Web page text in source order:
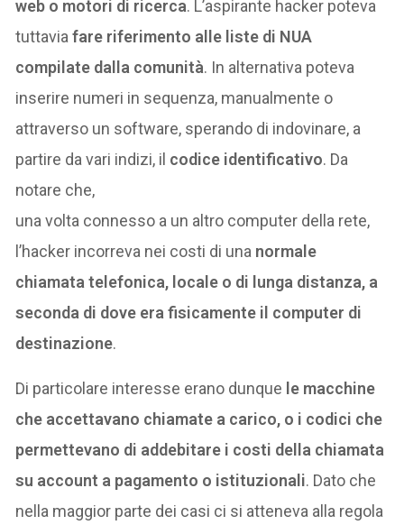
web o motori di ricerca. L’aspirante hacker poteva
tuttavia fare riferimento alle liste di NUA
compilate dalla comunità. In alternativa poteva
inserire numeri in sequenza, manualmente o
attraverso un software, sperando di indovinare, a
partire da vari indizi, il codice identificativo. Da
notare che,
una volta connesso a un altro computer della rete,
l’hacker incorreva nei costi di una normale
chiamata telefonica, locale o di lunga distanza, a
seconda di dove era fisicamente il computer di
destinazione.
Di particolare interesse erano dunque le macchine
che accettavano chiamate a carico, o i codici che
permettevano di addebitare i costi della chiamata
su account a pagamento o istituzionali. Dato che
nella maggior parte dei casi ci si atteneva alla regola